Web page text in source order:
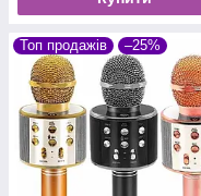
Топ продажів –25%